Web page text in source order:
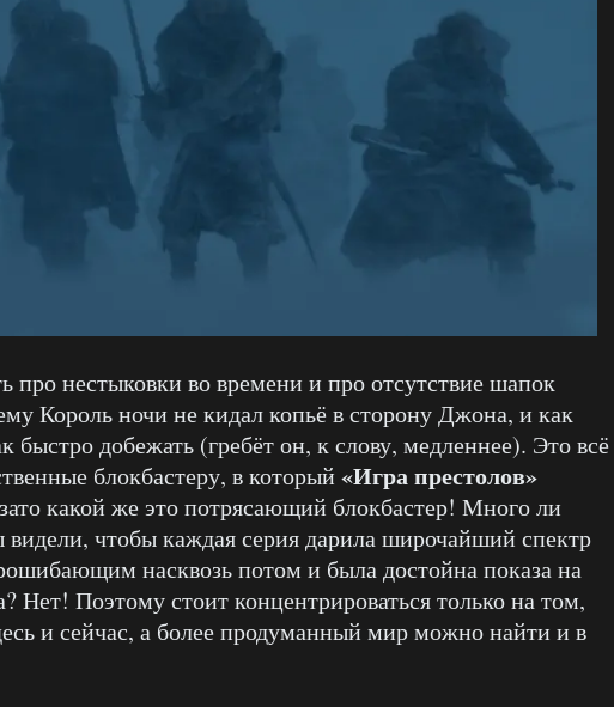
про нестыковки во времени и про отсутствие шапок
Король ночи не кидал копьё в сторону Джона, и как
быстро добежать (гребёт он, к слову, медленнее). Это всё
блокбастеру, в который «Игра престолов»
какой же это потрясающий блокбастер! Много ли
видели, чтобы каждая серия дарила широчайший спектр
насквозь потом и была достойна показа на
Нет! Поэтому стоит концентрироваться только на том,
и сейчас, а более продуманный мир можно найти и в